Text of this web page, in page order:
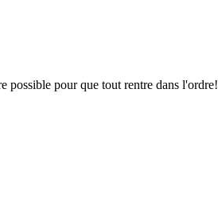
possible pour que tout rentre dans l'ordre!